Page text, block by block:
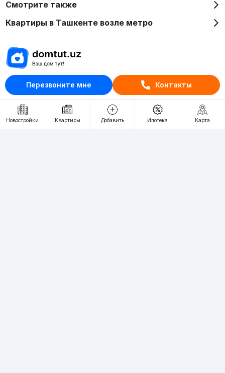
Перезвоните мне Контакты
Новостройки Квартиры Добавить Ипотека Карта
Смотрите также
Квартиры в Ташкенте возле метро
Отдел рекламы
+998 (78) 113-20-86
+998 (93) 390-30-10